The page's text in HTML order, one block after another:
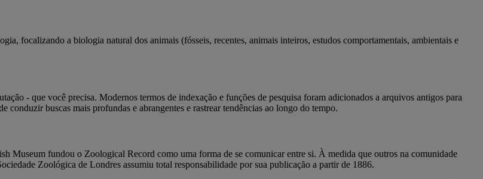
focalizando a biologia natural dos animais (fósseis, recentes, animais inteiros, estudos comportamentais, ambientais e
- que você precisa. Modernos termos de indexação e funções de pesquisa foram adicionados a arquivos antigos para
buscas mais profundas e abrangentes e rastrear tendências ao longo do tempo.
Museum fundou o Zoological Record como uma forma de se comunicar entre si. À medida que outros na comunidade
Zoológica de Londres assumiu total responsabilidade por sua publicação a partir de 1886.